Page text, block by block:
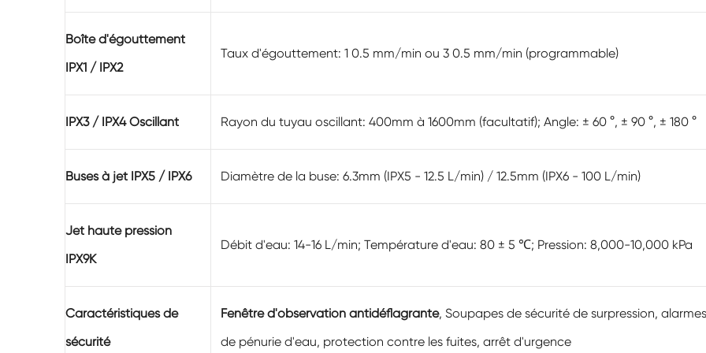
Chambre d'humidité froide de chaleur
Chambre de température
Chambre de stress environnemental
Équipement d'essai accéléré de durée de
Chambre de la température Shaker
Boîte d'égouttement
IPX1 / IPX2
Taux d'égouttement: 1 0.5 mm/min ou 3 0.5 mm/min (programmable)
IPX3 / IPX4 Oscillant Rayon du tuyau oscillant: 400mm à 1600mm (facultatif); Angle: ± 60 °, ± 90 °, ± 180 °
Buses à jet IPX5 / IPX6 Diamètre de la buse: 6.3mm (IPX5 - 12.5 L/min) / 12.5mm (IPX6 - 100 L/min)
Jet haute pression
IPX9K
Débit d'eau: 14-16 L/min; Température d'eau: 80 ± 5 ℃; Pression: 8,000-10,000 kPa
Caractéristiques de
sécurité
Fenêtre d'observation antidéflagrante, Soupapes de sécurité de surpression, alarmes
de pénurie d'eau, protection contre les fuites, arrêt d'urgence